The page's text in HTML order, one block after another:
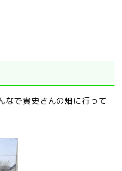
なで貴史さんの畑に行って